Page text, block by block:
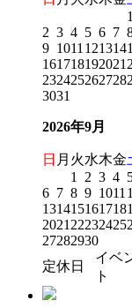
1
2 3 4 5 6 7
9 1011 121314
161718192021
232425262728
3031
2026年9月
日 月 火水木金
1
2 3 4
6 7 8 9 1011
131415161718
2021 22232425
27282930
定休日
イベ
ト